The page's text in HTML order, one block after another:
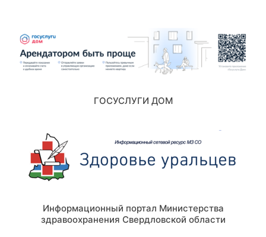
ГОСУСЛУГИ ДОМ
Информационный портал Министерства
здравоохранения Свердловской области